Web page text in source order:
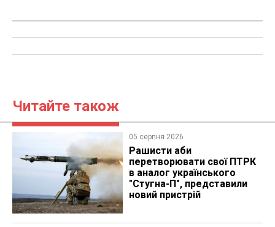
Читайте також
05 серпня 2026
Рашисти аби
перетворювати свої ПТРК
в аналог українського
"Стугна-П", представили
новий пристрій